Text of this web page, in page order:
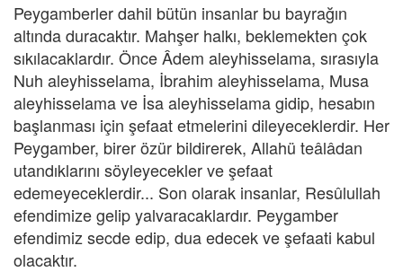
Peygamberler dahil bütün insanlar bu bayrağın
altında duracaktır. Mahşer halkı, beklemekten çok
sıkılacaklardır. Önce Âdem aleyhisselama, sırasıyla
Nuh aleyhisselama, İbrahim aleyhisselama, Musa
aleyhisselama ve İsa aleyhisselama gidip, hesabın
başlanması için şefaat etmelerini dileyeceklerdir. Her
Peygamber, birer özür bildirerek, Allahü teâlâdan
utandıklarını söyleyecekler ve şefaat
edemeyeceklerdir... Son olarak insanlar, Resûlullah
efendimize gelip yalvaracaklardır. Peygamber
efendimiz secde edip, dua edecek ve şefaati kabul
olacaktır.